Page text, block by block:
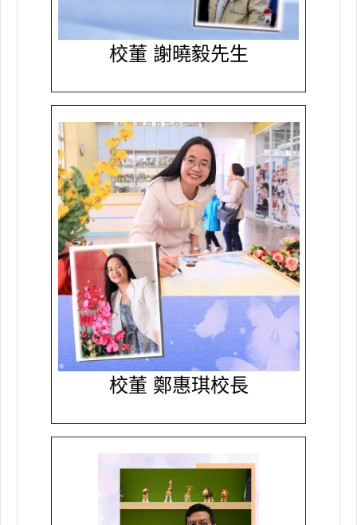
校董 謝曉毅先生
校董 鄭惠琪校長